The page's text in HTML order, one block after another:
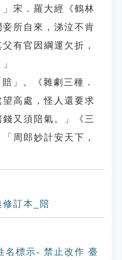
宋．羅大經《鶴林
所自來，涕泣不肯
有官因綱運欠折，
」。《雜劇三種．
高處，怪人還要求
又須陪氣。」《三
周郎妙計安天下，
訂本_陪
名標示- 禁止改作 臺